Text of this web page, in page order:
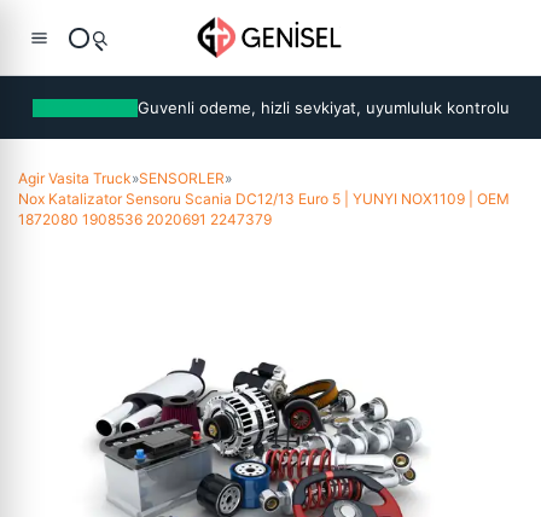
Guvenli odeme, hizli sevkiyat, uyumluluk kontrolu
Agir Vasita Truck»SENSORLER»
Nox Katalizator Sensoru Scania DC12/13 Euro 5 | YUNYI NOX1109 | OEM
1872080 1908536 2020691 2247379